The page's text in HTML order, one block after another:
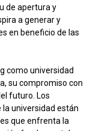
de apertura y
a generar y
en beneficio de las
como universidad
su compromiso con
futuro. Los
universidad están
que enfrenta la